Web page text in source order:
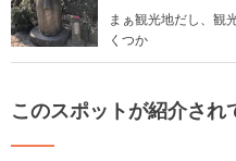
まぁ観光地だし、観
くつか
このスポットが紹介され